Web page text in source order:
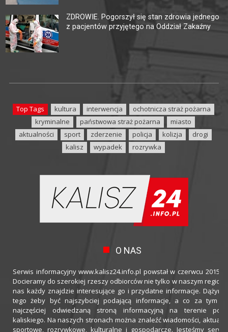
ZDROWIE. Pogorszył się stan zdrowia jednego
z pacjentów przyjętego na Oddział Zakaźny
Top Tags kultura interwencja
ochotnicza straż pożarna
kryminalne
państwowa straż pożarna
miasto
aktualności
sport zderzenie policja kolizja
drogi
kalisz
wypadek rozrywka
O NAS
Serwis informacyjny www.kalisz24.info.pl powstał w czerwcu 2015
Docieramy do szerokiej rzeszy odbiorców nie tylko w naszym
nas każdy znajdzie interesujące go i przydatne informacje.
tego żeby być najszybciej podającą informacje, a co za tym
najczęściej odwiedzaną stroną informacyjną na terenie
kaliskiego. Na naszych stronach można znaleźć wiadomości,
sportowe, rozrywkowe, kulturalne i gospodarcze. Jesteśmy